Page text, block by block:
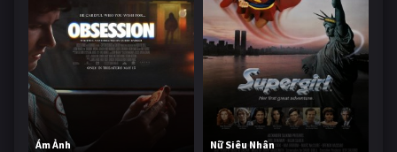
Ám Ảnh
Nữ Siêu Nhân